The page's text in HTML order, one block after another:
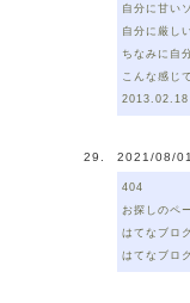
自分に甘い
自分に厳し
ちなみに自
こんな感じ
2013.02.18
2021/08/
404
お探しのペ
はてなブロ
はてなブロ